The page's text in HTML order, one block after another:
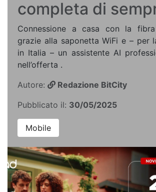
completa di
Connessione a casa con la
grazie alla saponetta WiFi e – per
in Italia – un assistente AI
nell’offerta .
Autore:
Redazione BitCity
Pubblicato il: 30/05/2025
Mobile